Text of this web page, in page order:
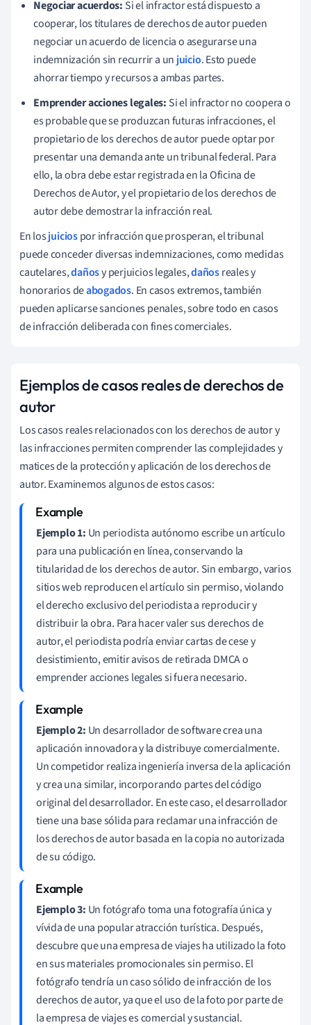
Negociar acuerdos: Si el infractor está dispuesto a
cooperar, los titulares de derechos de autor pueden
negociar un acuerdo de licencia o asegurarse una
indemnización sin recurrir a un juicio. Esto puede
ahorrar tiempo y recursos a ambas partes.
Emprender acciones legales: Si el infractor no coopera o
es probable que se produzcan futuras infracciones, el
propietario de los derechos de autor puede optar por
presentar una demanda ante un tribunal federal. Para
ello, la obra debe estar registrada en la Oficina de
Derechos de Autor, y el propietario de los derechos de
autor debe demostrar la infracción real.
En losjuiciospor infracción que prosperan, el tribunal
puede conceder diversas indemnizaciones, como medidas
cautelares,dañosy perjuicios legales,dañosreales y
honorarios deabogados. En casos extremos, también
pueden aplicarse sanciones penales, sobre todo en casos
de infracción deliberada con fines comerciales.
Ejemplos de casos reales de derechos de
autor
Los casos reales relacionados con los derechos de autor y
las infracciones permiten comprender las complejidades y
matices de la protección y aplicación de los derechos de
autor. Examinemos algunos de estos casos:
Ejemplo 1: Un periodista autónomo escribe un artículo
para una publicación en línea, conservando la
titularidad de los derechos de autor. Sin embargo, varios
sitios web reproducen el artículo sin permiso, violando
el derecho exclusivo del periodista a reproducir y
distribuir la obra. Para hacer valer sus derechos de
autor, el periodista podría enviar cartas de cese y
desistimiento, emitir avisos de retirada DMCA o
emprender acciones legales si fuera necesario.
Ejemplo 2: Un desarrollador de software crea una
aplicación innovadora y la distribuye comercialmente.
Un competidor realiza ingeniería inversa de la aplicación
y crea una similar, incorporando partes del código
original del desarrollador. En este caso, el desarrollador
tiene una base sólida para reclamar una infracción de
los derechos de autor basada en la copia no autorizada
de su código.
Ejemplo 3: Un fotógrafo toma una fotografía única y
vívida de una popular atracción turística. Después,
descubre que una empresa de viajes ha utilizado la foto
en sus materiales promocionales sin permiso. El
fotógrafo tendría un caso sólido de infracción de los
derechos de autor, ya que el uso de la foto por parte de
la empresa de viajes es comercial y sustancial.